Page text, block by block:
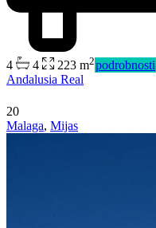
Predaj
4 4 223 m2podrobnosti
Andalusia Real
20
Malaga, Mijas